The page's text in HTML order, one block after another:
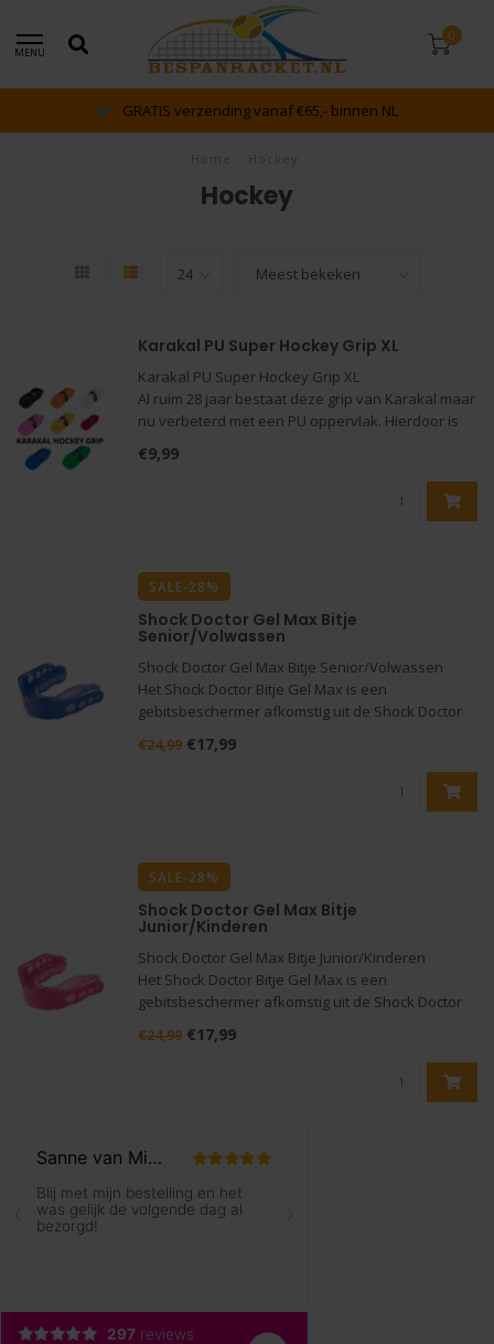
MENU
0
GRATIS verzending vanaf €65,- binnen NL
Hockey
Karakal PU Super Hockey Grip XL
Karakal PU Super Hockey Grip XL
Al ruim 28 jaar bestaat deze grip van Karakal maar
nu verbeterd met een PU oppervlak. Hierdoor is
1. De toegevoegde Nano deeltjes op een
€9,99
SALE-28%
Shock Doctor Gel Max Bitje
Senior/Volwassen
Shock Doctor Gel Max Bitje Senior/Volwassen
Het Shock Doctor Bitje Gel Max is een
gebitsbeschermer afkomstig uit de Shock Doctor
gebitsbeschermer is speciaal ontworpen voor de
€24,99 €17,99
SALE-28%
Shock Doctor Gel Max Bitje
Junior/Kinderen
Shock Doctor Gel Max Bitje Junior/Kinderen
Het Shock Doctor Bitje Gel Max is een
gebitsbeschermer afkomstig uit de Shock Doctor
gebitsbeschermer is speciaal ontworpen voor de
€24,99 €17,99